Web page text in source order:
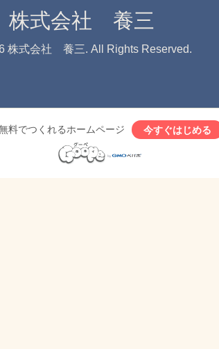
株式会社 養三
株式会社 養三. All Rights Reserved.
料でつくれるホームページ 今すぐはじめる